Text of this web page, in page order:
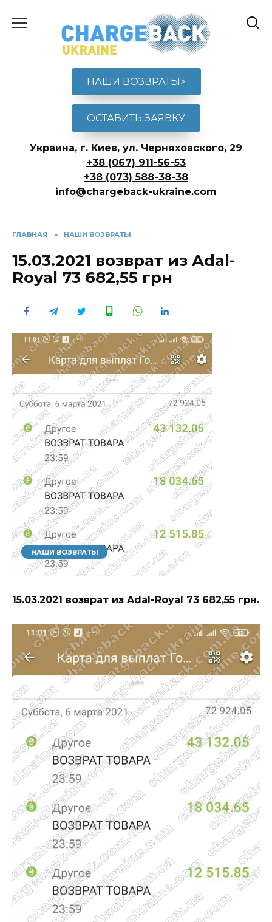
содержанию
НАШИ ВОЗВРАТЫ>
ОСТАВИТЬ ЗАЯВКУ
Украина, г. Киев, ул. Черняховского, 29
+38 (067) 911-56-53
+38 (073) 588-38-38
info@chargeback-ukraine.com
ГЛАВНАЯ » НАШИ ВОЗВРАТЫ
15.03.2021 возврат из Adal-
Royal 73 682,55 грн
НАШИ ВОЗВРАТЫ
15.03.2021 возврат из Adal-Royal 73 682,55 грн.